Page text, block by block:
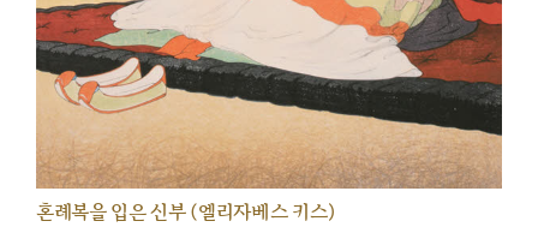
혼례복을 입은 신부 (엘리자베스 키스)